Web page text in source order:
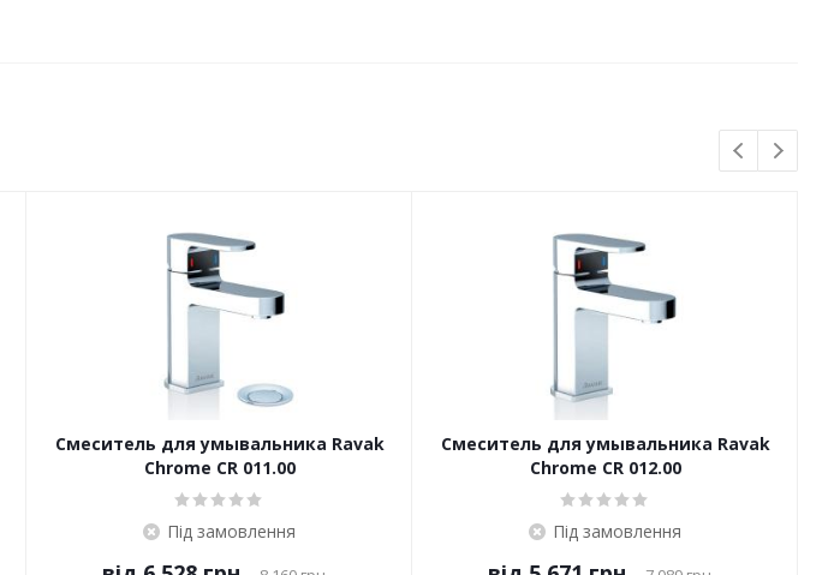
Смеситель для умывальника Ravak
Chrome CR 011.00
Під замовлення
Смеситель для умывальника Ravak
Chrome CR 012.00
Під замовлення